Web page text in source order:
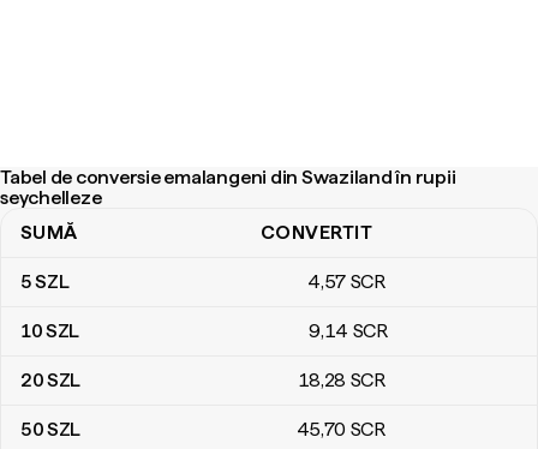
Tabel de conversie emalangeni din Swaziland în rupii
seychelleze
Tabel de conversie emalangeni din Swaziland în rupii seychelleze
SUMĂ CONVERTIT
5SZL 4,57 SCR
10SZL 9,14 SCR
20SZL 18,28 SCR
50SZL 45,70 SCR